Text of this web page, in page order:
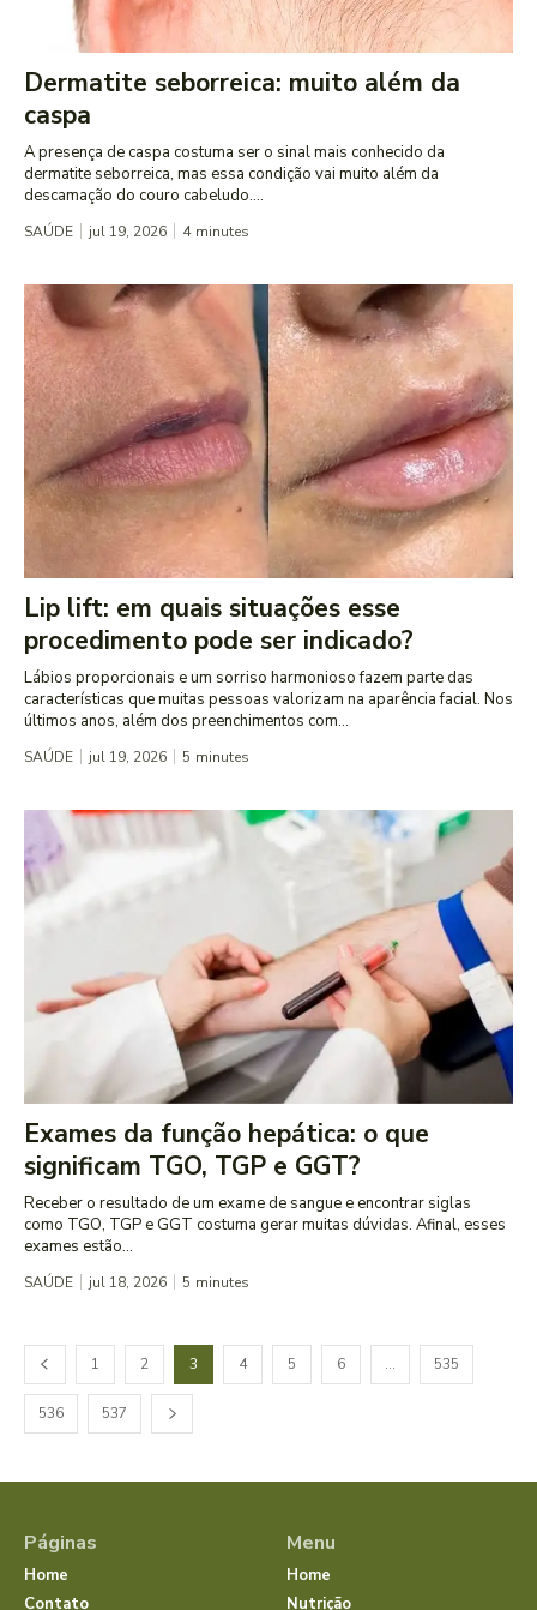
Dermatite seborreica: muito além da
caspa
A presença de caspa costuma ser o sinal mais conhecido da
dermatite seborreica, mas essa condição vai muito além da
descamação do couro cabeludo....
SAÚDE jul 19, 2026 4 minutes
Lip lift: em quais situações esse
procedimento pode ser indicado?
Lábios proporcionais e um sorriso harmonioso fazem parte das
características que muitas pessoas valorizam na aparência facial. Nos
últimos anos, além dos preenchimentos com...
SAÚDE jul 19, 2026 5 minutes
Exames da função hepática: o que
significam TGO, TGP e GGT?
Receber o resultado de um exame de sangue e encontrar siglas
como TGO, TGP e GGT costuma gerar muitas dúvidas. Afinal, esses
exames estão...
SAÚDE jul 18, 2026 5 minutes
1 2 3 4 5 6 … 535
536 537
Páginas
Home
Contato
Menu
Home
Nutrição